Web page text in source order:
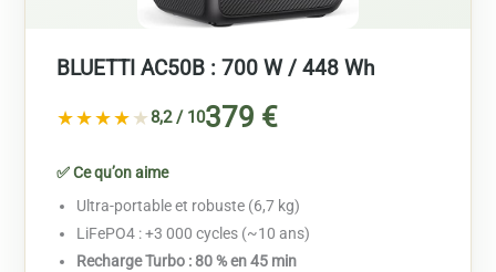
BLUETTI AC50B : 700 W / 448 Wh
★★★★★8,2 / 10379 €
✅ Ce qu’on aime
Ultra-portable et robuste (6,7 kg)
LiFePO4 : +3 000 cycles (~10 ans)
Recharge Turbo : 80 % en 45 min